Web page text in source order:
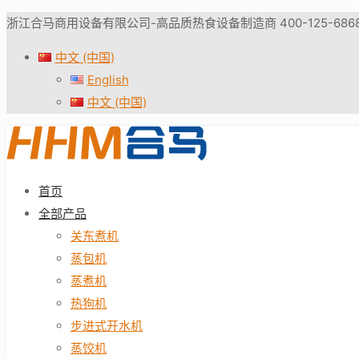
浙江合马商用设备有限公司-高品质热食设备制造商 400-125-
中文 (中国)
English
中文 (中国)
首页
全部产品
关东煮机
蒸包机
蒸煮机
热狗机
步进式开水机
蒸饺机